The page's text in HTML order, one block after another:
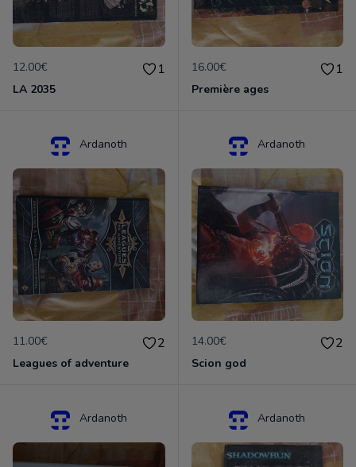
12.00€ 1
LA 2035
16.00€ 1
Première ages
Ardanoth
11.00€ 2
Leagues of adventure
Ardanoth
14.00€ 2
Scion god
Ardanoth Ardanoth